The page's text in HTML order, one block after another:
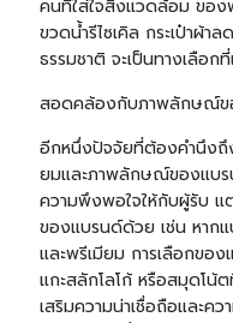
คนที่ใส่ใจสิ่งแวดล้อม ของ
ขวดน้ำรีไซเคิล กระเป๋าผ้าล
ธรรมชาติ จะเป็นทางเลือก
สอดคล้องกับภาพลักษณ์ข
อีกหนึ่งปัจจัยที่ต้องคำนึงถึ
ยมและภาพลักษณ์ของแบร
ความพึงพอใจให้กับผู้รับ
ของแบรนด์ด้วย เช่น หา
และพรีเมียม การเลือกของ
แกะสลักโลโก้ หรือสมุดโ
เสริมความน่าเชื่อถือและค